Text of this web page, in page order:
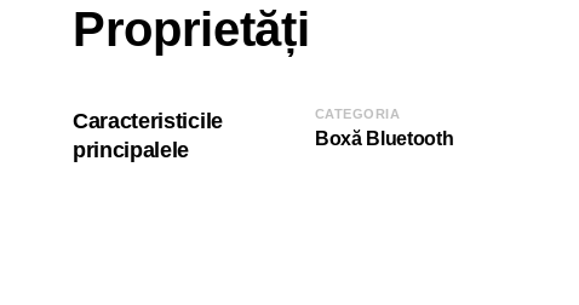
Proprietăți
Caracteristicile
principalele
CATEGORIA
Boxă Bluetooth